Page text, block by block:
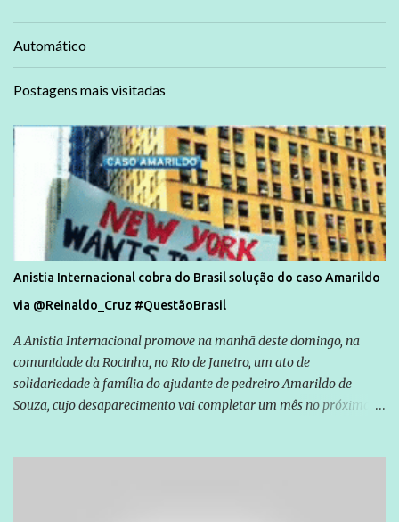
Automático
Postagens mais visitadas
Anistia Internacional cobra do Brasil solução do caso Amarildo
via @Reinaldo_Cruz #QuestãoBrasil
A Anistia Internacional promove na manhã deste domingo, na
comunidade da Rocinha, no Rio de Janeiro, um ato de
solidariedade à família do ajudante de pedreiro Amarildo de
Souza, cujo desaparecimento vai completar um mês no próximo